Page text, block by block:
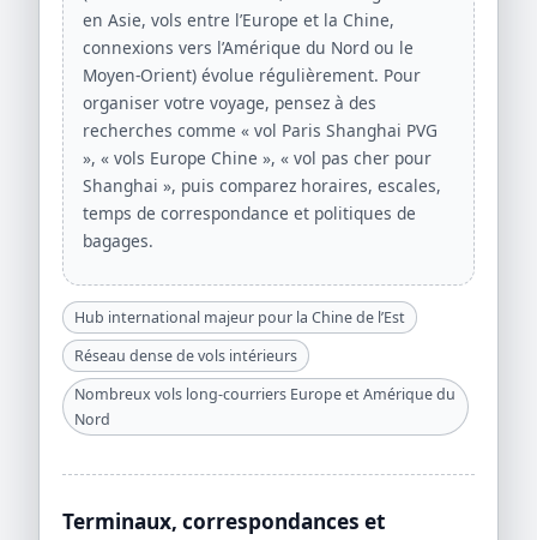
en Asie, vols entre l’Europe et la Chine,
connexions vers l’Amérique du Nord ou le
Moyen-Orient) évolue régulièrement. Pour
organiser votre voyage, pensez à des
recherches comme « vol Paris Shanghai PVG
», « vols Europe Chine », « vol pas cher pour
Shanghai », puis comparez horaires, escales,
temps de correspondance et politiques de
bagages.
Hub international majeur pour la Chine de l’Est
Réseau dense de vols intérieurs
Nombreux vols long-courriers Europe et Amérique du
Nord
Terminaux, correspondances et